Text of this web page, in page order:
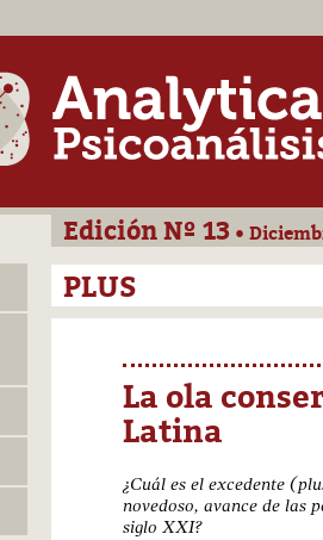
Edición Nº 13 •
PLUS
La ola
Latina
¿Cuál es el excedente
novedoso, avance de las
siglo XXI?